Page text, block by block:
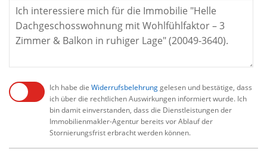
Ich habe die Widerrufsbelehrunggelesen und bestätige, dass
ich über die rechtlichen Auswirkungen informiert wurde. Ich
bin damit einverstanden, dass die Dienstleistungen der
Immobilienmakler-Agentur bereits vor Ablauf der
Stornierungsfrist erbracht werden können.